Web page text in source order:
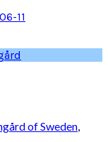
of Sweden